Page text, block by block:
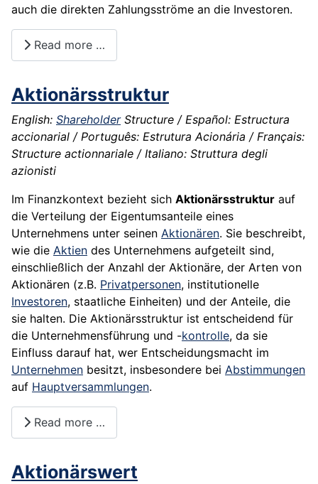
auch die direkten Zahlungsströme an die Investoren.
Read more …
Aktionärsstruktur
English: ShareholderStructure / Español: Estructura
accionarial / Português: Estrutura Acionária / Français:
Structure actionnariale / Italiano: Struttura degli
azionisti
Im Finanzkontext bezieht sich Aktionärsstruktur auf
die Verteilung der Eigentumsanteile eines
Unternehmens unter seinen Aktionären. Sie beschreibt,
wie die Aktien des Unternehmens aufgeteilt sind,
einschließlich der Anzahl der Aktionäre, der Arten von
Aktionären (z.B. Privatpersonen, institutionelle
Investoren, staatliche Einheiten) und der Anteile, die
sie halten. Die Aktionärsstruktur ist entscheidend für
die Unternehmensführung und -kontrolle, da sie
Einfluss darauf hat, wer Entscheidungsmacht im
Unternehmen besitzt, insbesondere bei Abstimmungen
auf Hauptversammlungen.
Read more …
Aktionärswert